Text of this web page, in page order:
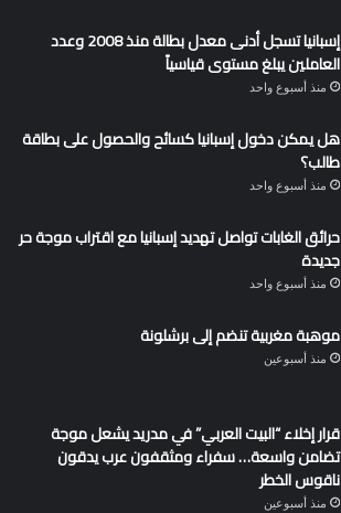
إسبانيا تسجل أدنى معدل بطالة منذ 2008 وعدد
العاملين يبلغ مستوى قياسياً
منذ أسبوع واحد
هل يمكن دخول إسبانيا كسائح والحصول على بطاقة
طالب؟
منذ أسبوع واحد
حرائق الغابات تواصل تهديد إسبانيا مع اقتراب موجة حر
جديدة
منذ أسبوع واحد
موهبة مغربية تنضم إلى برشلونة
منذ أسبوعين
قرار إخلاء “البيت العربي” في مدريد يشعل موجة
تضامن واسعة… سفراء ومثقفون عرب يدقون
ناقوس الخطر
منذ أسبوعين